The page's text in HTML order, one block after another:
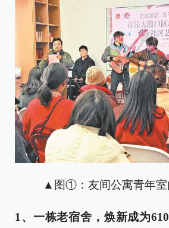
▲图①：友间公寓青年室
1、一栋老宿舍，焕新成为